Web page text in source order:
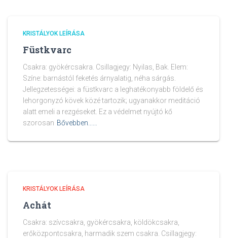
KRISTÁLYOK LEÍRÁSA
Füstkvarc
Csakra: gyökércsakra. Csillagjegy: Nyilas, Bak. Elem:
Színe: barnástól feketés árnyalatig, néha sárgás.
Jellegzetességei: a füstkvarc a leghatékonyabb földelő és
lehorgonyzó kövek közé tartozik; ugyanakkor meditáció
alatt emeli a rezgéseket. Ez a védelmet nyújtó kő
szorosan Bővebben...…
KRISTÁLYOK LEÍRÁSA
Achát
Csakra: szívcsakra, gyökércsakra, köldökcsakra,
erőközpontcsakra, harmadik szem csakra. Csillagjegy: